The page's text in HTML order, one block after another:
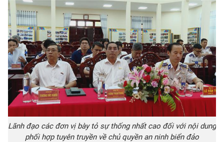
Lãnh đạo các đơn vị bày tỏ sự thống nhất cao đối với nội dung
phối hợp tuyên truyền về chủ quyền an ninh biển đảo